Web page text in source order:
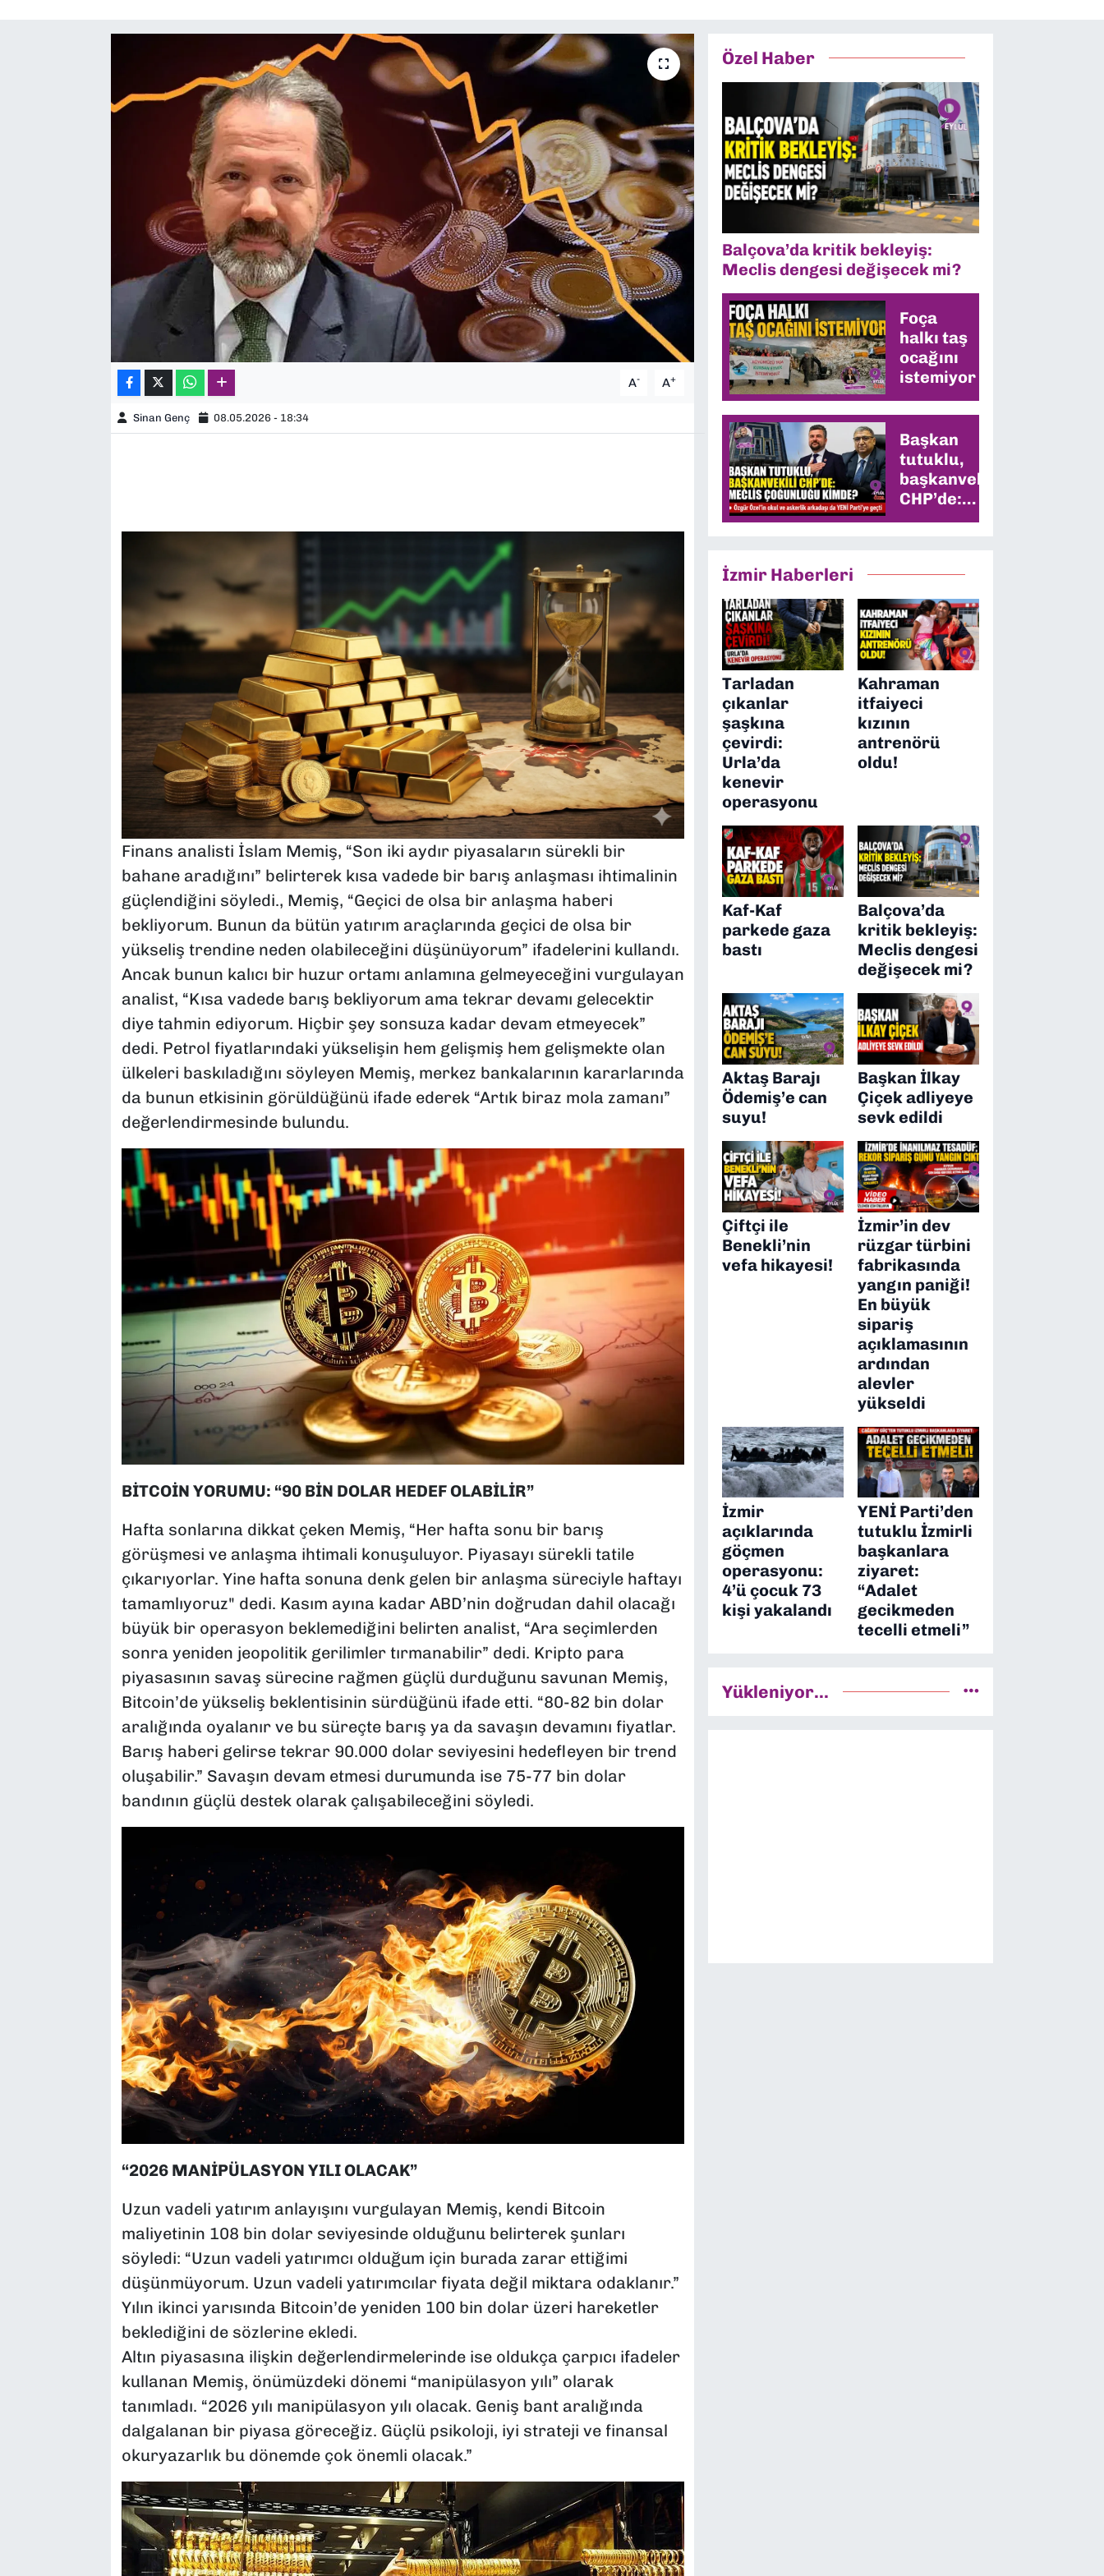
A- A+
Sinan Genç 08.05.2026 - 18:34
Finans analisti İslam Memiş, “Son iki aydır piyasaların sürekli bir
bahane aradığını” belirterek kısa vadede bir barış anlaşması ihtimalinin
güçlendiğini söyledi., Memiş, “Geçici de olsa bir anlaşma haberi
bekliyorum. Bunun da bütün yatırım araçlarında geçici de olsa bir
yükseliş trendine neden olabileceğini düşünüyorum” ifadelerini kullandı.
Ancak bunun kalıcı bir huzur ortamı anlamına gelmeyeceğini vurgulayan
analist, “Kısa vadede barış bekliyorum ama tekrar devamı gelecektir
diye tahmin ediyorum. Hiçbir şey sonsuza kadar devam etmeyecek”
dedi. Petrol fiyatlarındaki yükselişin hem gelişmiş hem gelişmekte olan
ülkeleri baskıladığını söyleyen Memiş, merkez bankalarının kararlarında
da bunun etkisinin görüldüğünü ifade ederek “Artık biraz mola zamanı”
değerlendirmesinde bulundu.
BİTCOİN YORUMU: “90 BİN DOLAR HEDEF OLABİLİR”
Hafta sonlarına dikkat çeken Memiş, “Her hafta sonu bir barış
görüşmesi ve anlaşma ihtimali konuşuluyor. Piyasayı sürekli tatile
çıkarıyorlar. Yine hafta sonuna denk gelen bir anlaşma süreciyle haftayı
tamamlıyoruz" dedi. Kasım ayına kadar ABD’nin doğrudan dahil olacağı
büyük bir operasyon beklemediğini belirten analist, “Ara seçimlerden
sonra yeniden jeopolitik gerilimler tırmanabilir” dedi. Kripto para
piyasasının savaş sürecine rağmen güçlü durduğunu savunan Memiş,
Bitcoin’de yükseliş beklentisinin sürdüğünü ifade etti. “80-82 bin dolar
aralığında oyalanır ve bu süreçte barış ya da savaşın devamını fiyatlar.
Barış haberi gelirse tekrar 90.000 dolar seviyesini hedefleyen bir trend
oluşabilir.” Savaşın devam etmesi durumunda ise 75-77 bin dolar
bandının güçlü destek olarak çalışabileceğini söyledi.
“2026 MANİPÜLASYON YILI OLACAK”
Uzun vadeli yatırım anlayışını vurgulayan Memiş, kendi Bitcoin
maliyetinin 108 bin dolar seviyesinde olduğunu belirterek şunları
söyledi: “Uzun vadeli yatırımcı olduğum için burada zarar ettiğimi
düşünmüyorum. Uzun vadeli yatırımcılar fiyata değil miktara odaklanır.”
Yılın ikinci yarısında Bitcoin’de yeniden 100 bin dolar üzeri hareketler
beklediğini de sözlerine ekledi.
Altın piyasasına ilişkin değerlendirmelerinde ise oldukça çarpıcı ifadeler
kullanan Memiş, önümüzdeki dönemi “manipülasyon yılı” olarak
tanımladı. “2026 yılı manipülasyon yılı olacak. Geniş bant aralığında
dalgalanan bir piyasa göreceğiz. Güçlü psikoloji, iyi strateji ve finansal
okuryazarlık bu dönemde çok önemli olacak.”
Özel Haber
Balçova’da kritik bekleyiş:
Meclis dengesi değişecek mi?
Foça
halkı taş
ocağını
istemiyor
Başkan
tutuklu,
başkanvekili
CHP’de:
Meclis
İzmir Haberleri
Tarladan
çıkanlar
şaşkına
çevirdi:
Urla’da
kenevir
operasyonu
Kahraman
itfaiyeci
kızının
antrenörü
oldu!
Kaf-Kaf
parkede gaza
bastı
Balçova’da
kritik bekleyiş:
Meclis dengesi
değişecek mi?
Aktaş Barajı
Ödemiş’e can
suyu!
Başkan İlkay
Çiçek adliyeye
sevk edildi
Çiftçi ile
Benekli’nin
vefa hikayesi!
İzmir’in dev
rüzgar türbini
fabrikasında
yangın paniği!
En büyük
sipariş
açıklamasının
ardından
alevler
yükseldi
İzmir
açıklarında
göçmen
operasyonu:
4’ü çocuk 73
kişi yakalandı
YENİ Parti’den
tutuklu İzmirli
başkanlara
ziyaret:
“Adalet
gecikmeden
tecelli etmeli”
Yükleniyor...
TEKNOLOJİ
YEREL YÖNETİMLER